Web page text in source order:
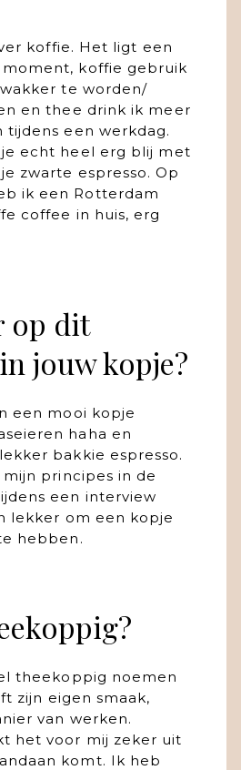
koffie. Het ligt een
koffie gebruik
te worden/
en thee drink ik meer
tijdens een werkdag.
je echt heel erg blij met
zwarte espresso. Op
ik een Rotterdam
coffee in huis, erg
op dit
jouw kopje?
een mooi kopje
haha en
bakkie espresso.
principes in de
een interview
lekker om een kopje
hebben.
theekoppig noemen
zijn eigen smaak,
van werken.
het voor mij zeker uit
komt. Ik heb